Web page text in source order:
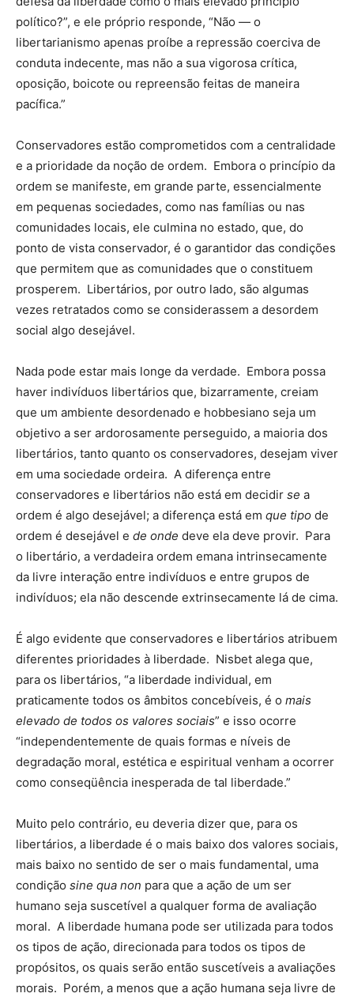
político?”, e ele próprio responde, “Não — o
libertarianismo apenas proíbe a repressão coerciva de
conduta indecente, mas não a sua vigorosa crítica,
oposição, boicote ou repreensão feitas de maneira
pacífica.”
Conservadores estão comprometidos com a centralidade
e a prioridade da noção de ordem. Embora o princípio da
ordem se manifeste, em grande parte, essencialmente
em pequenas sociedades, como nas famílias ou nas
comunidades locais, ele culmina no estado, que, do
ponto de vista conservador, é o garantidor das condições
que permitem que as comunidades que o constituem
prosperem. Libertários, por outro lado, são algumas
vezes retratados como se considerassem a desordem
social algo desejável.
Nada pode estar mais longe da verdade. Embora possa
haver indivíduos libertários que, bizarramente, creiam
que um ambiente desordenado e hobbesiano seja um
objetivo a ser ardorosamente perseguido, a maioria dos
libertários, tanto quanto os conservadores, desejam viver
em uma sociedade ordeira. A diferença entre
conservadores e libertários não está em decidir se a
ordem é algo desejável; a diferença está em que tipo de
ordem é desejável e de onde deve ela deve provir. Para
o libertário, a verdadeira ordem emana intrinsecamente
da livre interação entre indivíduos e entre grupos de
indivíduos; ela não descende extrinsecamente lá de cima.
É algo evidente que conservadores e libertários atribuem
diferentes prioridades à liberdade. Nisbet alega que,
para os libertários, “a liberdade individual, em
praticamente todos os âmbitos concebíveis, é o mais
elevado de todos os valores sociais” e isso ocorre
“independentemente de quais formas e níveis de
degradação moral, estética e espiritual venham a ocorrer
como conseqüência inesperada de tal liberdade.”
Muito pelo contrário, eu deveria dizer que, para os
libertários, a liberdade é o mais baixo dos valores sociais,
mais baixo no sentido de ser o mais fundamental, uma
condição sine qua non para que a ação de um ser
humano seja suscetível a qualquer forma de avaliação
moral. A liberdade humana pode ser utilizada para todos
os tipos de ação, direcionada para todos os tipos de
propósitos, os quais serão então suscetíveis a avaliações
morais. Porém, a menos que a ação humana seja livre de